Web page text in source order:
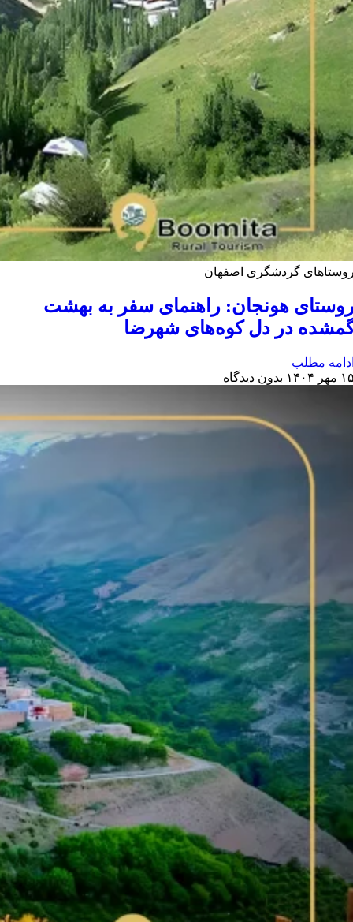
گردشگری اصفهان
هونجان: راهنمای سفر به بهشت
در دل کوه‌های شهرضا
مطلب
۱۴۰۴
بدون دیدگاه